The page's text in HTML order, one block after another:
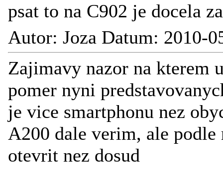
psat to na C902 je docela
Autor: Joza Datum: 2010-
Zajimavy nazor na kterem
pomer nyni
je vice smartphonu nez
A200 dale verim, ale
otevrit nez dosud